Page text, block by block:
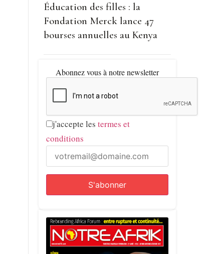
Éducation des filles : la
Fondation Merck lance 47
bourses annuelles au Kenya
Abonnez vous à notre newsletter
j'accepte les termes et
conditions